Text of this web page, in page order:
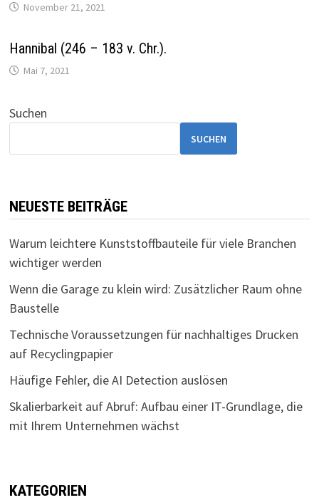
November 21, 2021
Hannibal (246 – 183 v. Chr.).
Mai 7, 2021
Suchen
SUCHEN
NEUESTE BEITRÄGE
Warum leichtere Kunststoffbauteile für viele Branchen
wichtiger werden
Wenn die Garage zu klein wird: Zusätzlicher Raum ohne
Baustelle
Technische Voraussetzungen für nachhaltiges Drucken
auf Recyclingpapier
Häufige Fehler, die AI Detection auslösen
Skalierbarkeit auf Abruf: Aufbau einer IT-Grundlage, die
mit Ihrem Unternehmen wächst
KATEGORIEN